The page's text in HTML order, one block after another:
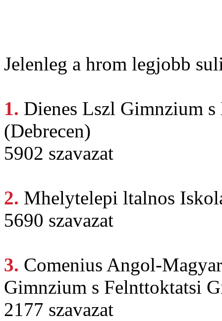
Jelenleg a hrom legjobb
1. Dienes Lszl Gimnzium s
(Debrecen)
5902 szavazat
2. Mhelytelepi ltalnos
5690 szavazat
3. Comenius Angol-
Gimnzium s Felnttoktatsi
2177 szavazat